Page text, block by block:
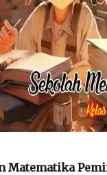
Matematika